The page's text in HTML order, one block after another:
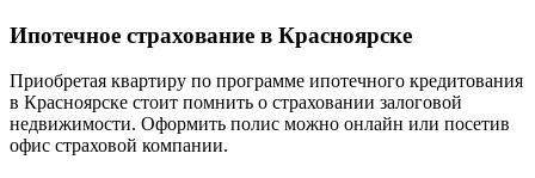
Ипотечное страхование в Красноярске
Приобретая квартиру по программе ипотечного кредитования
в Красноярске стоит помнить о страховании залоговой
недвижимости. Оформить полис можно онлайн или посетив
офис страховой компании.